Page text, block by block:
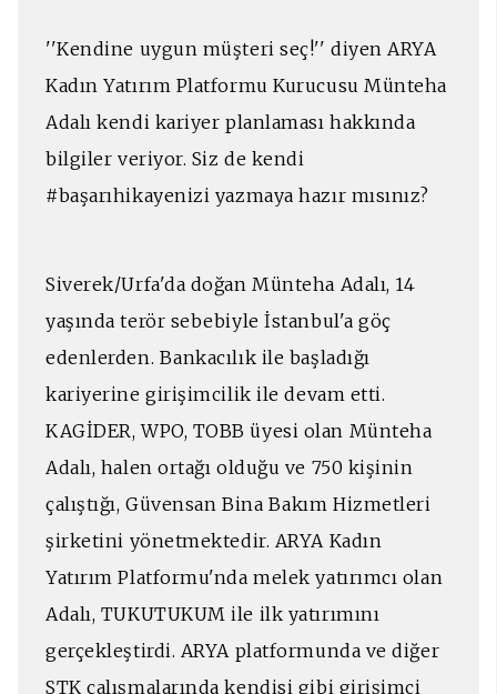
''Kendine uygun müşteri seç!'' diyen ARYA
Kadın Yatırım Platformu Kurucusu Münteha
Adalı kendi kariyer planlaması hakkında
bilgiler veriyor. Siz de kendi
#başarıhikayenizi yazmaya hazır mısınız?
Siverek/Urfa'da doğan Münteha Adalı, 14
yaşında terör sebebiyle İstanbul'a göç
edenlerden. Bankacılık ile başladığı
kariyerine girişimcilik ile devam etti.
KAGİDER, WPO, TOBB üyesi olan Münteha
Adalı, halen ortağı olduğu ve 750 kişinin
çalıştığı, Güvensan Bina Bakım Hizmetleri
şirketini yönetmektedir. ARYA Kadın
Yatırım Platformu'nda melek yatırımcı olan
Adalı, TUKUTUKUM ile ilk yatırımını
gerçekleştirdi. ARYA platformunda ve diğer
STK çalışmalarında kendisi gibi girişimci